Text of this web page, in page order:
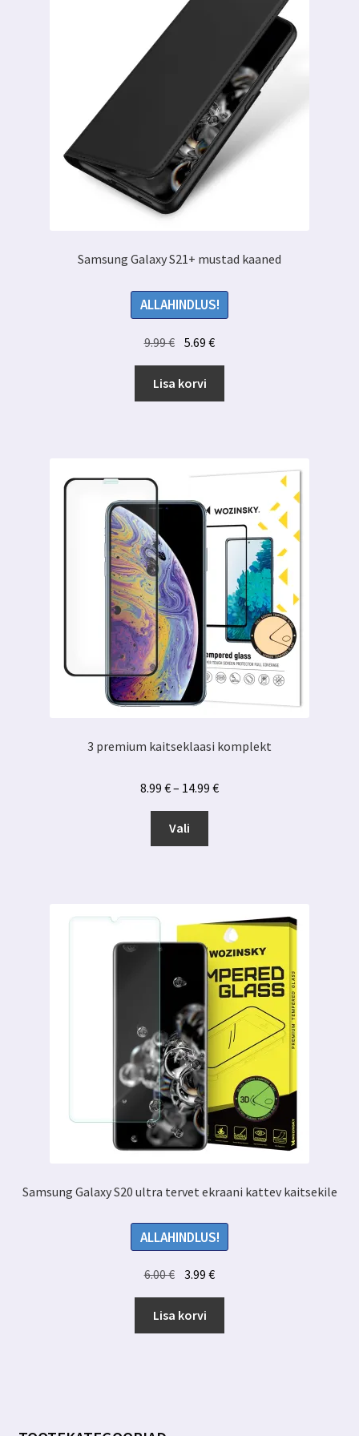
Samsung Galaxy S21+ mustad kaaned
ALLAHINDLUS!
9.99€ Algne
oli:
9.99 €.
5.69€Praegune
5.69 €.
Lisa korvi
3 premium kaitseklaasi komplekt
8.99 €– 14.99 €Hinnavahemik:
Vali
Valikuid
saab
teha
tootelehel.
Samsung Galaxy S20 ultra tervet ekraani kattev kaitsekile
ALLAHINDLUS!
6.00€ Algne
hind
oli:
6.00 €.
3.99€Praegune
hind
3.99 €.
Lisa korvi